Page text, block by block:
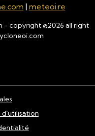
| meteoi.re
- copyright ©2026 all right
d'utilisation